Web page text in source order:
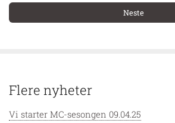
Neste
Flere nyheter
Vi starter MC-sesongen 09.04.25